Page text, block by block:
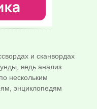
и сканвордах
ведь анализ
нескольким
энциклопедям